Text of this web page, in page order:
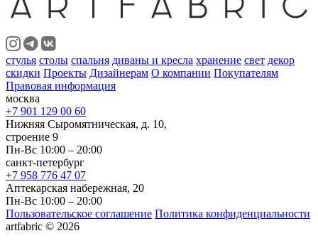
стулья столы спальня диваны и кресла хранение свет декор
скидки Проекты Дизайнерам О компании Покупателям
Правовая информация
москва
+7 901 129 00 60
Нижняя Сыромятническая, д. 10,
строение 9
Пн-Вс 10:00 – 20:00
санкт-петербург
+7 958 776 47 07
Аптекарская набережная, 20
Пн-Вс 10:00 – 20:00
Пользовательское соглашение Политика конфиденциальности
artfabric © 2026